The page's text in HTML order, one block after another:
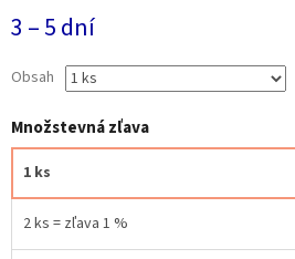
cena:
3 – 5 dní
Obsah
Množstevná zľava
1 ks
2 ks = zľava 1 %